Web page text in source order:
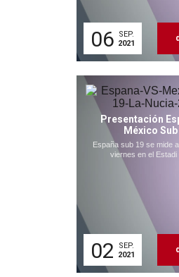
06
SEP.
2021
Presentación
México
España sub 19 se mide
viernes en el Estadi
02
SEP.
2021